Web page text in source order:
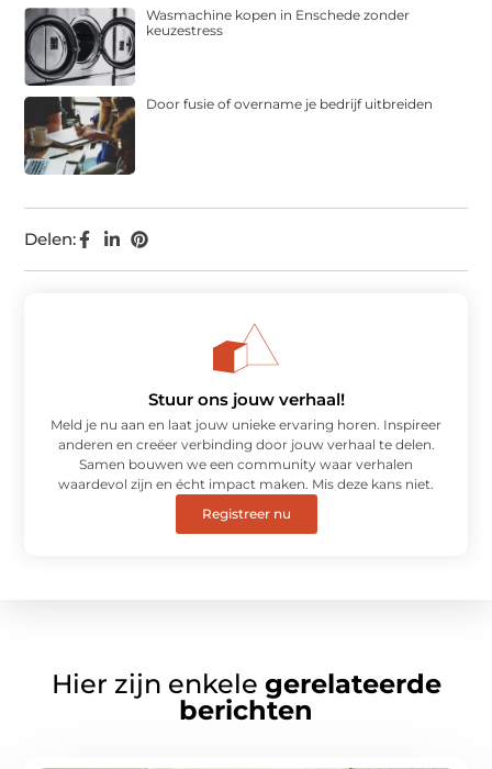
Delen:
Wasmachine kopen in Enschede zonder
keuzestress
Door fusie of overname je bedrijf uitbreiden
Stuur ons jouw verhaal!
Meld je nu aan en laat jouw unieke ervaring horen. Inspireer
anderen en creëer verbinding door jouw verhaal te delen.
Samen bouwen we een community waar verhalen
waardevol zijn en écht impact maken. Mis deze kans niet.
Registreer nu
Hier zijn enkele gerelateerde
berichten